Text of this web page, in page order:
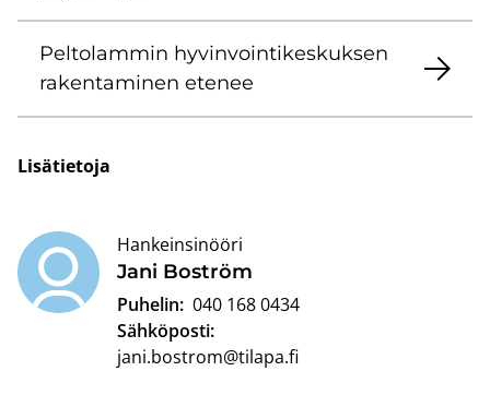
Pel­to­lam­min hy­vin­voin­ti­kes­kuk­sen
ra­ken­ta­mi­nen ete­nee
Li­sä­tie­to­ja
Jani Bo­ström
Hankeinsinööri
Puhelin: 040 168 0434
Sähköposti:
jani.bostrom@tilapa.fi